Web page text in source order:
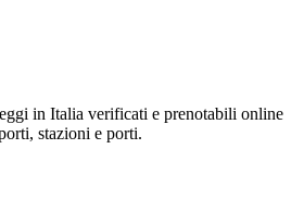
in Italia verificati e prenotabili online
stazioni e porti.